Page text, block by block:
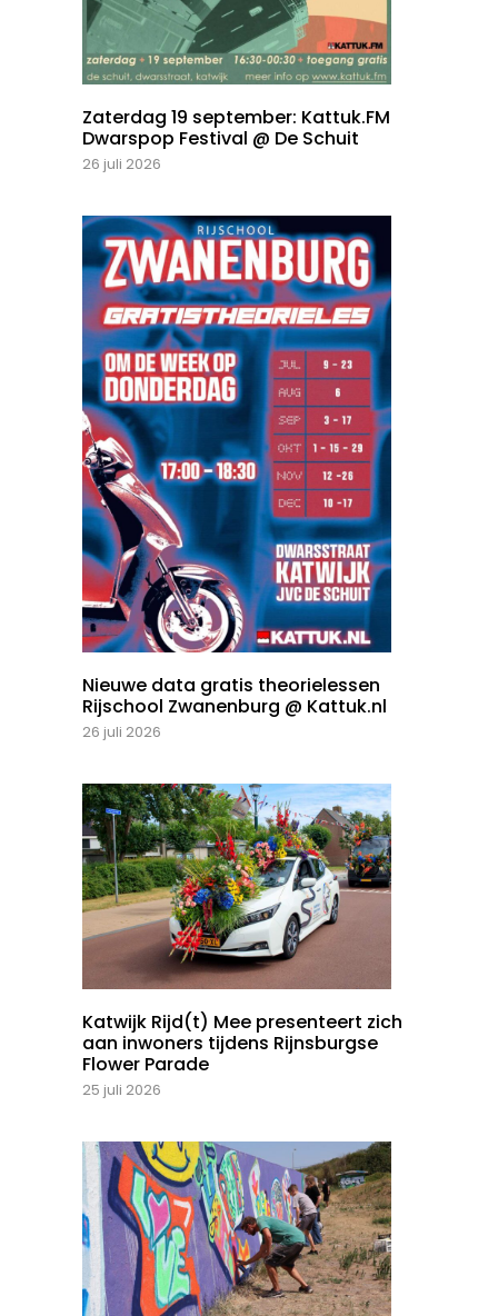
Zaterdag 19 september: Kattuk.FM
Dwarspop Festival @ De Schuit
26 juli 2026
Nieuwe data gratis theorielessen
Rijschool Zwanenburg @ Kattuk.nl
26 juli 2026
Katwijk Rijd(t) Mee presenteert zich
aan inwoners tijdens Rijnsburgse
Flower Parade
25 juli 2026